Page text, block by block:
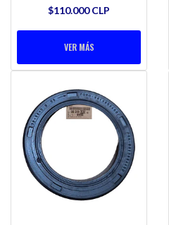
$110.000 CLP
VER MÁS